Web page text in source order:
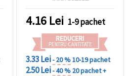
4.16 Lei 1-9 pachet
REDUCERI
PENTRU CANTITATE
3.33 Lei- 20 %10-19 pachet
2.50 Lei- 40 % 20 pachet +